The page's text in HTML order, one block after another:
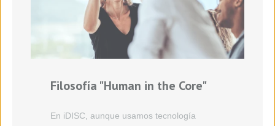
Filosofía "Human in the Core"
En iDISC, aunque usamos tecnología